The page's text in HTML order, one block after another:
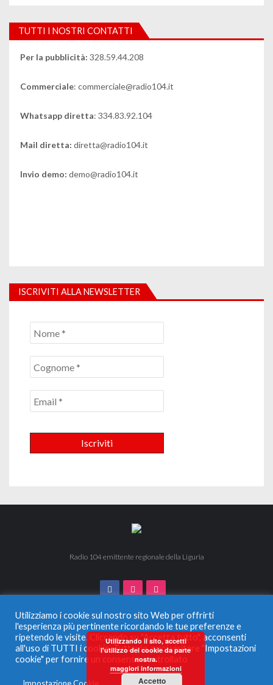
TUTTI I NOSTRI CONTATTI
Per la pubblicità: 328.59.44.208
Commerciale: commerciale@radio104.it
Whatsapp diretta: 334.83.92.104
Mail diretta: diretta@radio104.it
Invio demo: demo@radio104.it
ISCRIVITI ALLA NEWSLETTER
Radio 104 emittente regionale della Liguria
© 2024 Radio 104. Tutti i diritti riservati. Vietata la duplicazione
anche parziale.
Radio Monferrato Srl - P.IVA 00956220057 La società ha
ricevuto aiuti di Stato e aiuti de Minimis, soggetti all’obbligo di
pubblicazione nel Registro nazionale degli aiuti di Stato di cui
Utilizziamo i cookie sul nostro sito Web per offrirti
l'esperienza più pertinente ricordando le tue preferenze e
ripetendo le visite. Cliccando su "Accetta tutto", acconsenti
all'uso di TUTTI i cookie. Tuttavia, puoi visitare "Impostazioni
cookie" per fornire un consenso controllato
Utilizzando il sito, accetti
l'utilizzo dei cookie da parte
nostra.
maggiori informazioni
Accetto